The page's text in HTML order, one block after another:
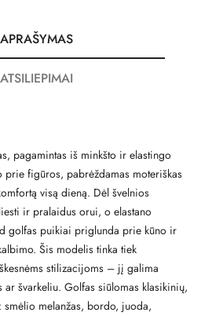
APRAŠYMAS
ATSILIEPIMAI
pagamintas iš minkšto ir elastingo
figūros, pabrėždamas moteriškas
visą dieną. Dėl švelnios
ir pralaidus orui, o elastano
golfas puikiai priglunda prie kūno ir
Šis modelis tinka tiek
stilizacijoms – jį galima
švarkeliu. Golfas siūlomas klasikinių,
smėlio melanžas, bordo, juoda,